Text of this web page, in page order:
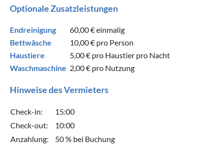
Optionale Zusatzleistungen
Endreinigung 60,00 €einmalig
Bettwäsche
10,00 € pro Person
Haustiere
5,00 € pro Haustier pro Nacht
Waschmaschine 2,00 € pro Nutzung
Hinweise des Vermieters
Check-in:
15:00
Check-out:
10:00
Anzahlung:
50 % bei Buchung